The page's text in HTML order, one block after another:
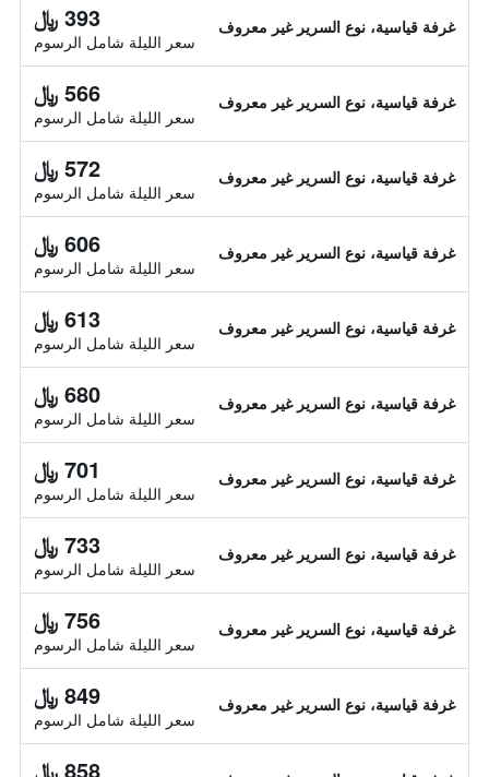
غرفة قياسية، نوع السرير غير معروف 393 ﷼
سعر الليلة شامل الرسوم
غرفة قياسية، نوع السرير غير معروف 566 ﷼
سعر الليلة شامل الرسوم
غرفة قياسية، نوع السرير غير معروف 572 ﷼
سعر الليلة شامل الرسوم
غرفة قياسية، نوع السرير غير معروف 606 ﷼
سعر الليلة شامل الرسوم
غرفة قياسية، نوع السرير غير معروف 613 ﷼
سعر الليلة شامل الرسوم
غرفة قياسية، نوع السرير غير معروف 680 ﷼
سعر الليلة شامل الرسوم
غرفة قياسية، نوع السرير غير معروف 701 ﷼
سعر الليلة شامل الرسوم
غرفة قياسية، نوع السرير غير معروف 733 ﷼
سعر الليلة شامل الرسوم
غرفة قياسية، نوع السرير غير معروف 756 ﷼
سعر الليلة شامل الرسوم
غرفة قياسية، نوع السرير غير معروف 849 ﷼
سعر الليلة شامل الرسوم
858 ﷼